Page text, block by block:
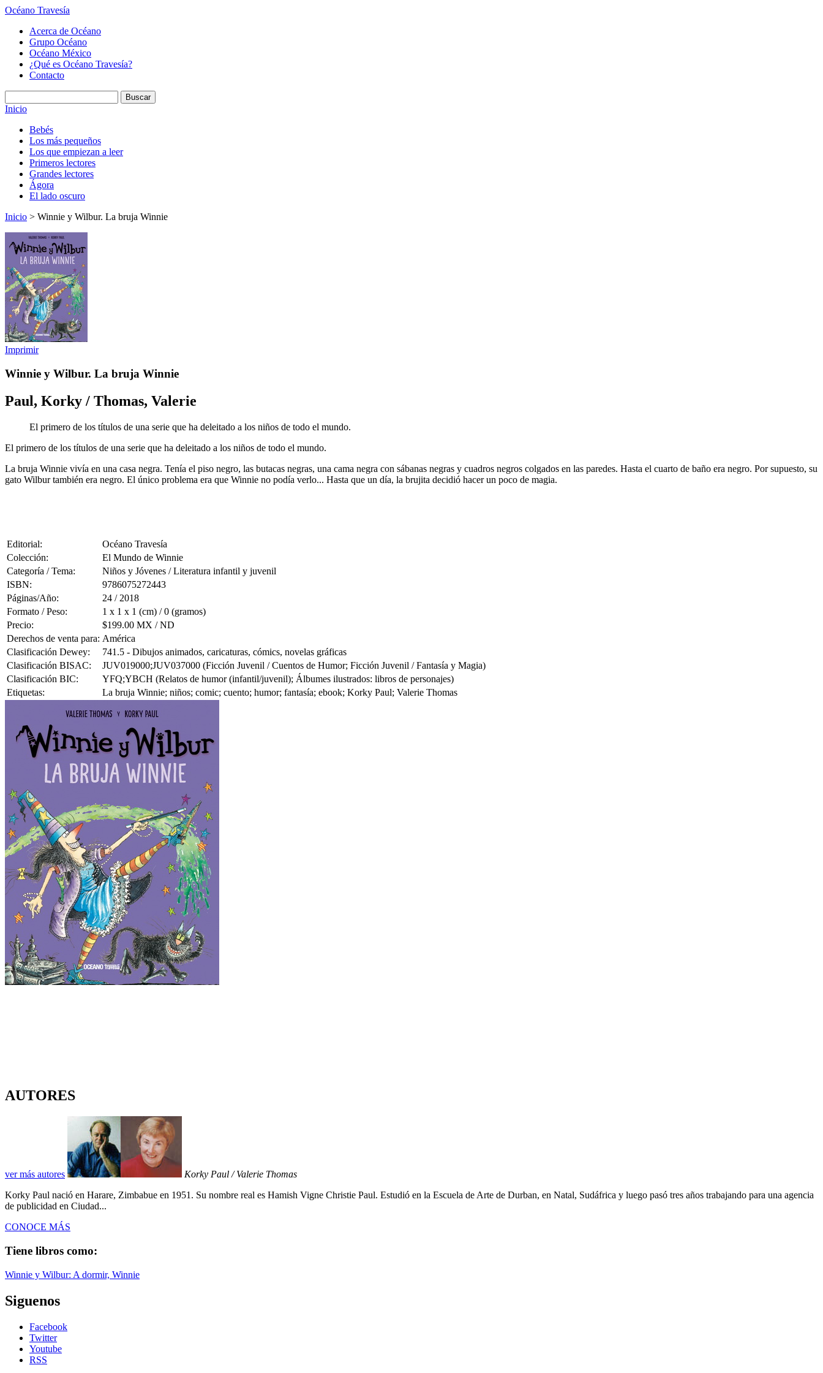
Océano Travesía
Acerca de Océano
Grupo Océano
Océano México
¿Qué es Océano Travesía?
Contacto
Inicio
Bebés
Los más pequeños
Los que empiezan a leer
Primeros lectores
Grandes lectores
Ágora
El lado oscuro
Inicio > Winnie y Wilbur. La bruja Winnie
Imprimir
Winnie y Wilbur. La bruja Winnie
Paul, Korky / Thomas, Valerie
El primero de los títulos de una serie que ha deleitado a los niños de todo el mundo.
El primero de los títulos de una serie que ha deleitado a los niños de todo el mundo.
La bruja Winnie vivía en una casa negra. Tenía el piso negro, las butacas negras, una cama negra con sábanas negras y cuadros negros colgados en las paredes. Hasta el cuarto de baño era negro. Por supuesto, su
gato Wilbur también era negro. El único problema era que Winnie no podía verlo... Hasta que un día, la brujita decidió hacer un poco de magia.
Editorial:
Océano Travesía
Colección:
El Mundo de Winnie
Categoría / Tema:
Niños y Jóvenes / Literatura infantil y juvenil
ISBN:
9786075272443
Páginas/Año:
24 / 2018
Formato / Peso:
1 x 1 x 1 (cm) / 0 (gramos)
Precio:
$199.00 MX / ND
Derechos de venta para: América
Clasificación Dewey:
741.5 - Dibujos animados, caricaturas, cómics, novelas gráficas
Clasificación BISAC:
JUV019000;JUV037000 (Ficción Juvenil / Cuentos de Humor; Ficción Juvenil / Fantasía y Magia)
Clasificación BIC:
YFQ;YBCH (Relatos de humor (infantil/juvenil); Álbumes ilustrados: libros de personajes)
Etiquetas:
La bruja Winnie; niños; comic; cuento; humor; fantasía; ebook; Korky Paul; Valerie Thomas
AUTORES
ver más autores
Korky Paul / Valerie Thomas
Korky Paul nació en Harare, Zimbabue en 1951. Su nombre real es Hamish Vigne Christie Paul. Estudió en la Escuela de Arte de Durban, en Natal, Sudáfrica y luego pasó tres años trabajando para una agencia
de publicidad en Ciudad...
CONOCE MÁS
Tiene libros como:
Winnie y Wilbur: A dormir, Winnie
Siguenos
Facebook
Twitter
Youtube
RSS